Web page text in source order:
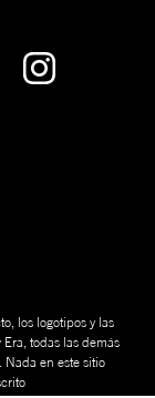
los logotipos y las
todas las demás
Nada en este sitio